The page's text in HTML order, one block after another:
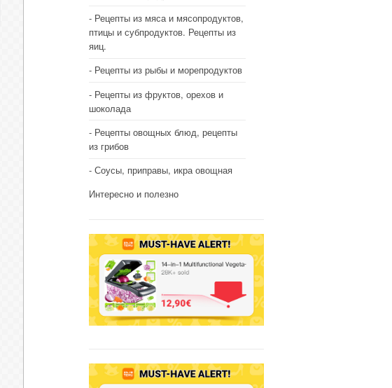
Рецепты из мяса и мясопродуктов,
птицы и субпродуктов. Рецепты из
яиц.
Рецепты из рыбы и морепродуктов
Рецепты из фруктов, орехов и
шоколада
Рецепты овощных блюд, рецепты
из грибов
Соусы, приправы, икра овощная
Интересно и полезно